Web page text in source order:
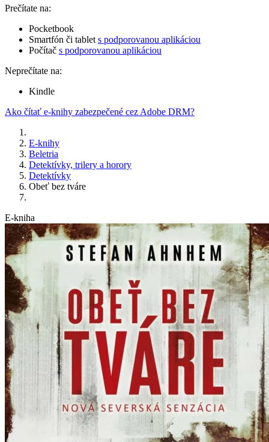
Prečítate na:
Pocketbook
Smartfón či tablet s podporovanou aplikáciou
Počítač s podporovanou aplikáciou
Neprečítate na:
Kindle
Ako čítať e-knihy zabezpečené cez Adobe DRM?
E-knihy
Beletria
Detektívky, trilery a horory
Detektívky
Obeť bez tváre
E-kniha